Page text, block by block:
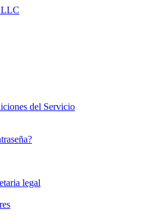
LLC
para el Tribunal de
administrativas, preparación de
del Servicio
legal